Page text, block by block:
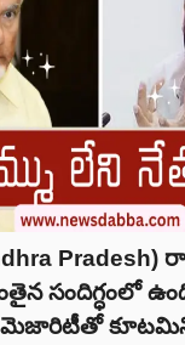
Pradesh)
సందిగ్ధంలో
మెజారిటీతో కూటమిని